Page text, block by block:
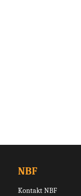
NBF
Kontakt NBF